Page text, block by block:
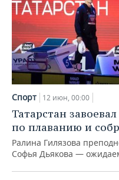
Спорт 12 июн, 00:00
Татарстан
по плаванию и
Ралина Гилязова
Софья Дьякова —